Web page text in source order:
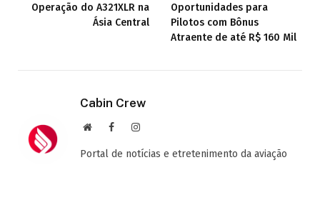
Operação do A321XLR na
Ásia Central
Oportunidades para
Pilotos com Bônus
Atraente de até R$ 160 Mil
Cabin Crew
Site FacebookInstagram
Portal de notícias e etretenimento da aviação